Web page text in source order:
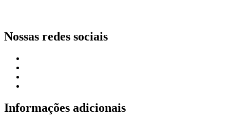
Nossas redes sociais
Informações adicionais